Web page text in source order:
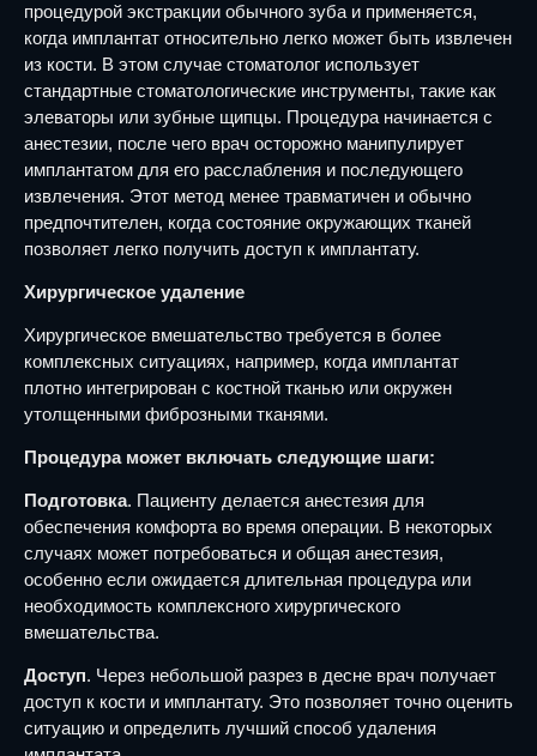
процедурой экстракции обычного зуба и применяется,
когда имплантат относительно легко может быть извлечен
из кости. В этом случае стоматолог использует
стандартные стоматологические инструменты, такие как
элеваторы или зубные щипцы. Процедура начинается с
анестезии, после чего врач осторожно манипулирует
имплантатом для его расслабления и последующего
извлечения. Этот метод менее травматичен и обычно
предпочтителен, когда состояние окружающих тканей
позволяет легко получить доступ к имплантату.
Хирургическое удаление
Хирургическое вмешательство требуется в более
комплексных ситуациях, например, когда имплантат
плотно интегрирован с костной тканью или окружен
утолщенными фиброзными тканями.
Процедура может включать следующие шаги:
Подготовка. Пациенту делается анестезия для
обеспечения комфорта во время операции. В некоторых
случаях может потребоваться и общая анестезия,
особенно если ожидается длительная процедура или
необходимость комплексного хирургического
вмешательства.
Доступ. Через небольшой разрез в десне врач получает
доступ к кости и имплантату. Это позволяет точно оценить
ситуацию и определить лучший способ удаления